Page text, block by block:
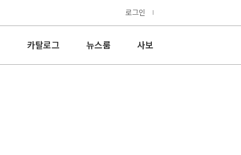
로그인
카탈로그 뉴스룸 사보